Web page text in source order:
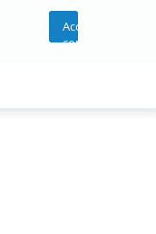
Acces
cont